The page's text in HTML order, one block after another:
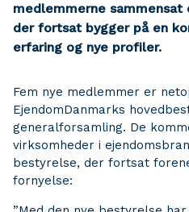
medlemmerne sammensat
der fortsat bygger på en
erfaring og nye profiler.
Fem nye medlemmer er
EjendomDanmarks
generalforsamling. De
virksomheder i
bestyrelse, der fortsat
fornyelse: